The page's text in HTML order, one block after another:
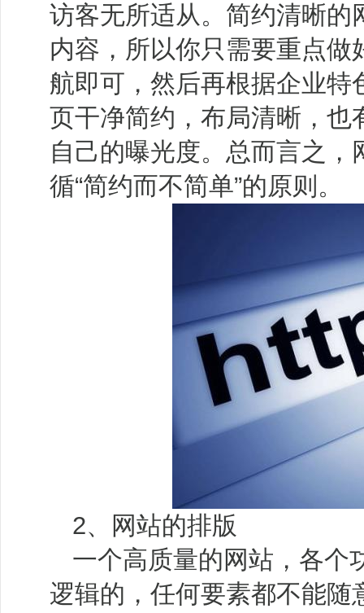
访客无所适从。简约清晰
内容，所以你只需要重点
航即可，然后再根据企业
页干净简约，布局清晰，
自己的曝光度。总而言之
循“简约而不简单”的原则。
2、网站的排版
一个高质量的网站，各个
逻辑的，任何要素都不能